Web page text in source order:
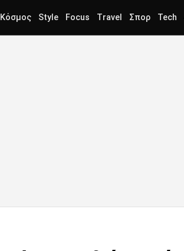
Κόσμος Style Focus Travel Σπορ Tech